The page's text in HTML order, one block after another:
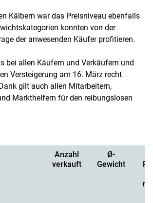
Skip to main content
Kälbern war das Preisniveau ebenfalls
konnten von der
der anwesenden Käufer profitieren.
bei allen Käufern und Verkäufern und
Versteigerung am 16. März recht
gilt auch allen Mitarbeitern,
Markthelfern für den reibungslosen
Anzahl
verkauft
Ø-
Gewicht